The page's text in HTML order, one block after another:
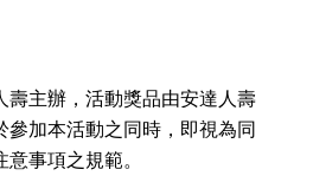
壽主辦，活動獎品由安達人壽
參加本活動之同時，即視為同
事項之規範。